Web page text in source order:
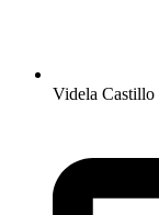
Videla Castillo